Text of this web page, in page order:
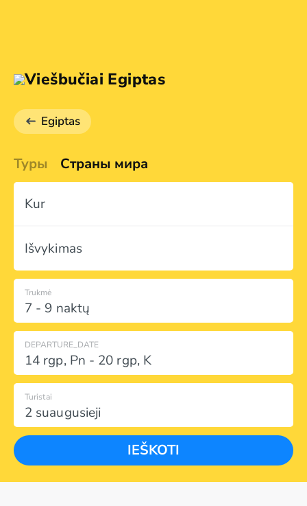
Viešbučiai Egiptas
Egiptas
Туры Страны мира
Kur
Išvykimas
7 - 9 naktų
Trukmė
DEPARTURE_DATE
14 rgp, Pn - 20 rgp, K
2 suaugusieji
Turistai
IEŠKOTI